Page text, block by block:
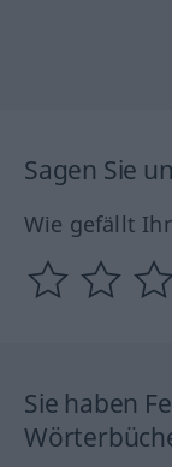
Sagen Sie
Wie gefällt
Sie haben